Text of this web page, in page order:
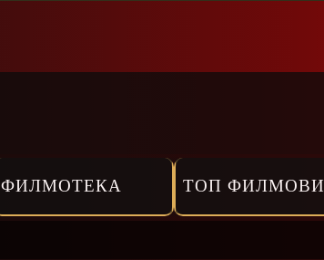
ФИЛМОТЕКА ТОП ФИЛМОВИ